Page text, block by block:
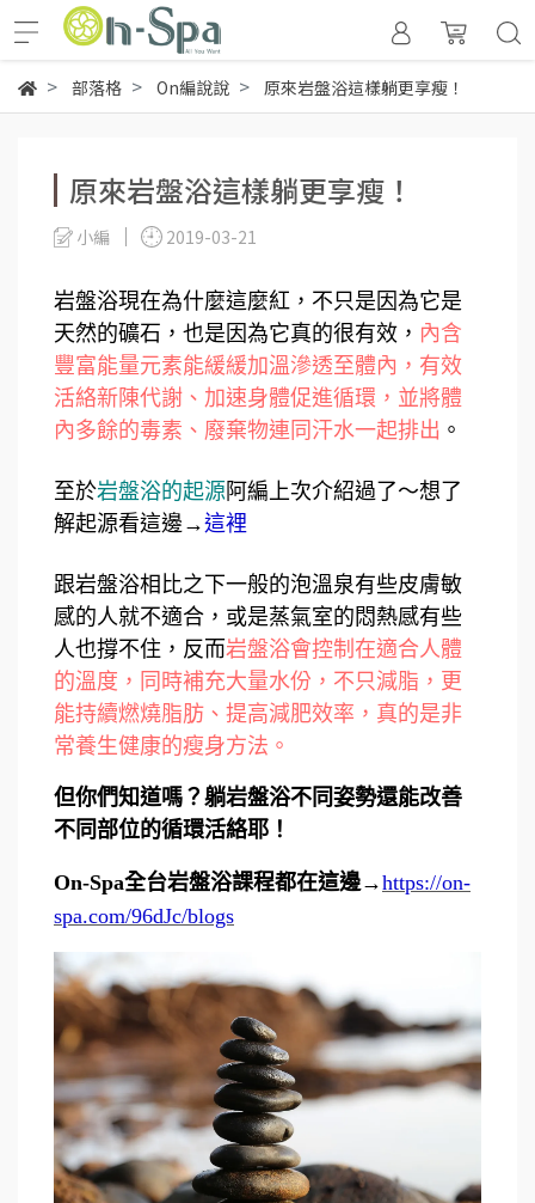
部落格 On編說說 原來岩盤浴這樣躺更享瘦！
原來岩盤浴這樣躺更享瘦！
小編 2019-03-21
岩盤浴現在為什麼這麼紅，不只是因為它是
天然的礦石，也是因為它真的很有效， 內含
豐富能量元素能緩緩加溫滲透至體內，有效
活絡新陳代謝、加速身體促進循環，並將體
內多餘的毒素、廢棄物連同汗水一起排出 。
至於岩盤浴的起源 阿編上次介紹過了～想了
解起源看這邊→這裡
跟岩盤浴相比之下一般的泡溫泉有些皮膚敏
感的人就不適合，或是蒸氣室的悶熱感有些
人也撐不住，反而岩盤浴會控制在適合人體
的溫度，同時補充大量水份，不只減脂，更
能持續燃燒脂肪、提高減肥效率，真的是非
常養生健康的瘦身方法。
但你們知道嗎？躺岩盤浴不同姿勢還能改善
不同部位的循環活絡耶！
On-Spa全台岩盤浴課程都在這邊→https://on-
spa.com/96dJc/blogs